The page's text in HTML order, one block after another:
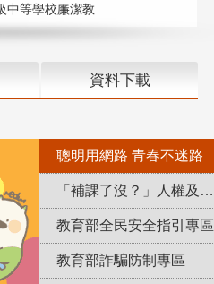
中等學校廉潔教...
資料下載
聰明用網路 青春不迷路
「補課了沒？」人權及轉型正義教育專區
教育部全民安全指引專區
教育部詐騙防制專區